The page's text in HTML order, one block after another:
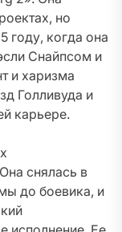
но
году, когда она
Снайпсом и
и харизма
Голливуда и
карьере.
снялась в
до боевика, и